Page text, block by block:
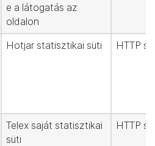
e a látogatás az
oldalon
Hotjar statisztikai süti HTTP
Telex saját statisztikai
süti
HTTP